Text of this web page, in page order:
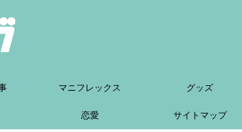
マニフレックス グッズ
恋愛 サイトマップ